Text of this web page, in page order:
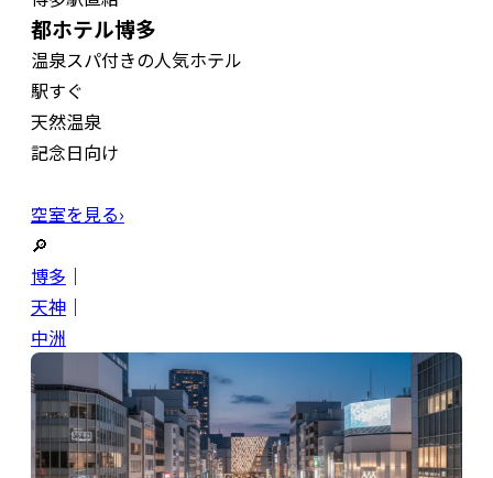
都ホテル博多
温泉スパ付きの人気ホテル
駅すぐ
天然温泉
記念日向け
空室を見る›
🔎
博多 ｜
天神｜
中洲